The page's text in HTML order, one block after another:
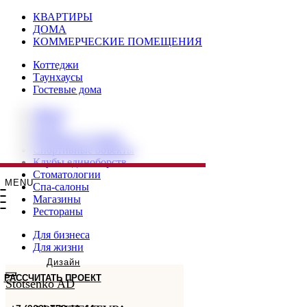
MENU
Дизайн
РАССЧИТАТЬ ПРОЕКТ
КВАРТИРЫ
ДОМА
КОММЕРЧЕСКИЕ ПОМЕЩЕНИЯ
Коттеджи
Таунхаусы
Гостевые дома
Клубы единоборств
Стоматологии
Спа-салоны
Магазины
Рестораны
Для бизнеса
Для жизни
Stotsenko AD